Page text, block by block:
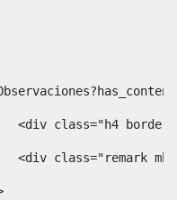
<div class="h4
<div class="remark